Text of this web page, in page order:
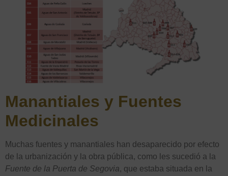
Manantiales y Fuentes
Medicinales
Muchas fuentes y manantiales han desaparecido por efecto
de la urbanización y la obra pública, como les sucedió a la
Fuente de la Puerta de Segovia, que estaba situada en la